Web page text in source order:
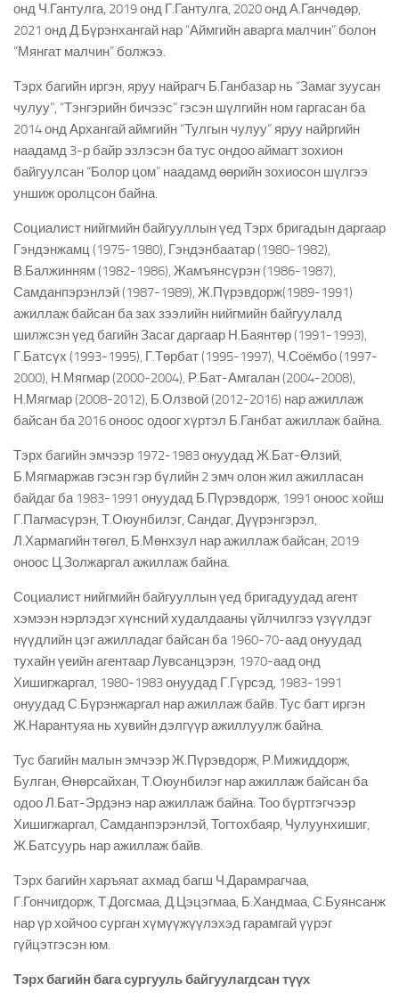
онд Ч.Гантулга, 2019 онд Г.Гантулга, 2020 онд А.Ганчөдөр,
2021 онд Д.Бүрэнхангай нар “Аймгийн аварга малчин” болон
“Мянгат малчин” болжээ.
Тэрх багийн иргэн, яруу найрагч Б.Ганбазар нь “Замаг зуусан
чулуу”, “Тэнгэрийн бичээс” гэсэн шүлгийн ном гаргасан ба
2014 онд Архангай аймгийн “Тулгын чулуу” яруу найргийн
наадамд 3-р байр эзлэсэн ба тус ондоо аймагт зохион
байгуулсан “Болор цом” наадамд өөрийн зохиосон шүлгээ
уншиж оролцсон байна.
Социалист нийгмийн байгууллын үед Тэрх бригадын даргаар
Гэндэнжамц (1975-1980), Гэндэнбаатар (1980-1982),
В.Балжинням (1982-1986), Жамъянсүрэн (1986-1987),
Самданпэрэнлэй (1987-1989), Ж.Пүрэвдорж(1989-1991)
ажиллаж байсан ба зах зээлийн нийгмийн байгуулалд
шилжсэн үед багийн Засаг даргаар Н.Баянтөр (1991-1993),
Г.Батсүх (1993-1995), Г.Төрбат (1995-1997), Ч.Соёмбо (1997-
2000), Н.Мягмар (2000-2004), Р.Бат-Амгалан (2004-2008),
Н.Мягмар (2008-2012), Б.Олзвой (2012-2016) нар ажиллаж
байсан ба 2016 оноос одоог хүртэл Б.Ганбат ажиллаж байна.
Тэрх багийн эмчээр 1972-1983 онуудад Ж.Бат-Өлзий,
Б.Мягмаржав гэсэн гэр бүлийн 2 эмч олон жил ажилласан
байдаг ба 1983-1991 онуудад Б.Пүрэвдорж, 1991 оноос хойш
Г.Пагмасүрэн, Т.Оюунбилэг, Сандаг, Дүүрэнгэрэл,
Л.Хармагийн төгөл, Б.Мөнхзул нар ажиллаж байсан, 2019
оноос Ц.Золжаргал ажиллаж байна.
Социалист нийгмийн байгууллын үед бригадуудад агент
хэмээн нэрлэдэг хүнсний худалдааны үйлчилгээ үзүүлдэг
нүүдлийн цэг ажилладаг байсан ба 1960-70-аад онуудад
тухайн үеийн агентаар Лувсанцэрэн, 1970-аад онд
Хишигжаргал, 1980-1983 онуудад Г.Гүрсэд, 1983-1991
онуудад С.Бүрэнжаргал нар ажиллаж байв. Тус багт иргэн
Ж.Нарантуяа нь хувийн дэлгүүр ажиллуулж байна.
Тус багийн малын эмчээр Ж.Пүрэвдорж, Р.Мижиддорж,
Булган, Өнөрсайхан, Т.Оюунбилэг нар ажиллаж байсан ба
одоо Л.Бат-Эрдэнэ нар ажиллаж байна. Тоо бүртгэгчээр
Хишигжаргал, Самданпэрэнлэй, Тогтохбаяр, Чулуунхишиг,
Ж.Батсуурь нар ажиллаж байв.
Тэрх багийн харъяат ахмад багш Ч.Дарамрагчаа,
Г.Гончигдорж, Т.Догсмаа, Д.Цэцэгмаа, Б.Хандмаа, С.Буянсанж
нар үр хойчоо сурган хүмүүжүүлэхэд гарамгай үүрэг
гүйцэтгэсэн юм.
Тэрх багийн бага сургууль байгуулагдсан түүх